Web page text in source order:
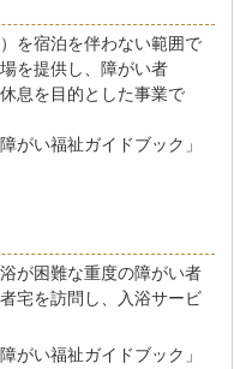
を宿泊を伴わない範囲で
を提供し、障がい者
息を目的とした事業で
がい福祉ガイドブック」
が困難な重度の障がい者
宅を訪問し、入浴サービ
がい福祉ガイドブック」